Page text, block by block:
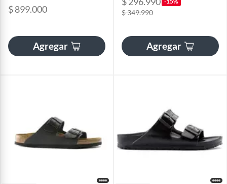
$ 899.000
Agregar
$ 349.990
Agregar